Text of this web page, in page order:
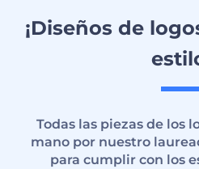
¡Diseños de
Todas las piezas de los
mano por nuestro
para cumplir con los